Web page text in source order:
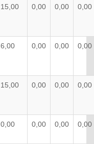
15,00 0,00 0,00 0,00
6,00 0,00 0,00 0,00
15,00 0,00 0,00 0,00
0,00 0,00 0,00 0,00